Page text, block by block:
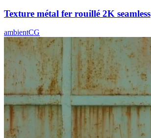
Texture métal fer rouillé 2K seamless
ambientCG